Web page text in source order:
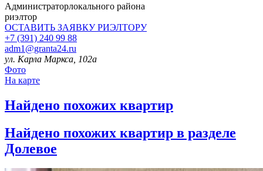
Администраторлокального района
риэлтор
ОСТАВИТЬ ЗАЯВКУРИЭЛТОРУ
+7 (391) 240 99 88
adm1@granta24.ru
ул. Карла Маркса, 102а
Фото
На карте
Найдено похожих квартир
Найдено похожих квартир в разделе
Долевое